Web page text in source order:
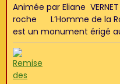
Animée par Eliane
roche L’Homme de la
est un monument érigé